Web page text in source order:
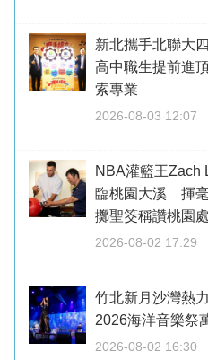
新北攜手北聯大
高中職生提前進
索專業
2026-08-03 12:07
NBA灌籃王Zach
臨桃園大溪 揮
擲聖筊稱讚桃園
2026-08-02 17:29
竹北新月沙灣熱
2026海洋音樂祭
2026-08-02 16:30